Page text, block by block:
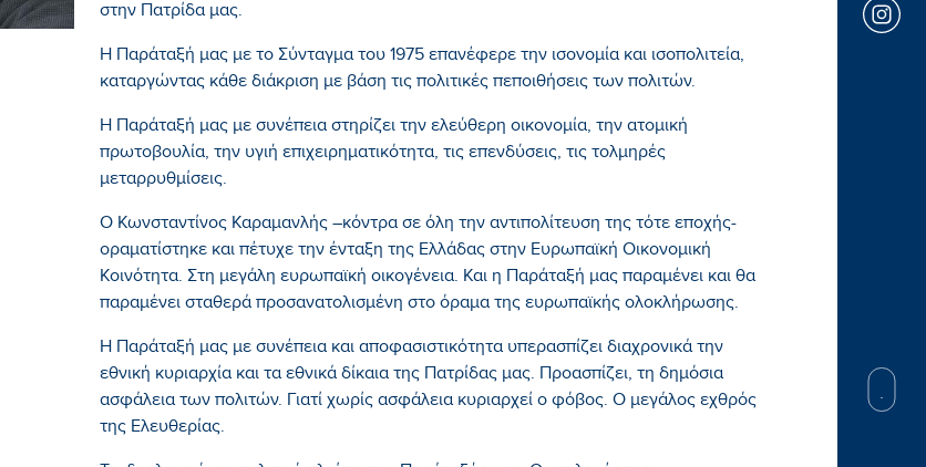
στην Πατρίδα μας.
Η Παράταξή μας με το Σύνταγμα του 1975 επανέφερε την ισονομία και ισοπολιτεία,
καταργώντας κάθε διάκριση με βάση τις πολιτικές πεποιθήσεις των πολιτών.
Η Παράταξή μας με συνέπεια στηρίζει την ελεύθερη οικονομία, την ατομική
πρωτοβουλία, την υγιή επιχειρηματικότητα, τις επενδύσεις, τις τολμηρές
μεταρρυθμίσεις.
Ο Κωνσταντίνος Καραμανλής –κόντρα σε όλη την αντιπολίτευση της τότε εποχής-
οραματίστηκε και πέτυχε την ένταξη της Ελλάδας στην Ευρωπαϊκή Οικονομική
Κοινότητα. Στη μεγάλη ευρωπαϊκή οικογένεια. Και η Παράταξή μας παραμένει και θα
παραμένει σταθερά προσανατολισμένη στο όραμα της ευρωπαϊκής ολοκλήρωσης.
Η Παράταξή μας με συνέπεια και αποφασιστικότητα υπερασπίζει διαχρονικά την
εθνική κυριαρχία και τα εθνικά δίκαια της Πατρίδας μας. Προασπίζει, τη δημόσια
ασφάλεια των πολιτών. Γιατί χωρίς ασφάλεια κυριαρχεί ο φόβος. Ο μεγάλος εχθρός
της Ελευθερίας.